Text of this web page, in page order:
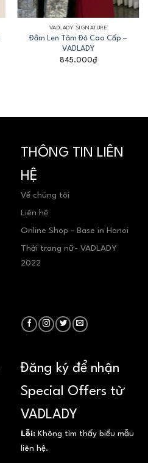
VADLADY SIGNATURE
Đầm Len Tăm Đỏ Cao Cấp –
VADLADY
845.000₫
THÔNG TIN LIÊN
HỆ
Về chúng tôi
Liên hệ
Online Shop - Base in Hanoi
Thời trang nữ- VADLADY
2022
Đăng ký để nhận
Special Offers từ
VADLADY
Lỗi: Không tìm thấy biểu mẫu
liên hệ.